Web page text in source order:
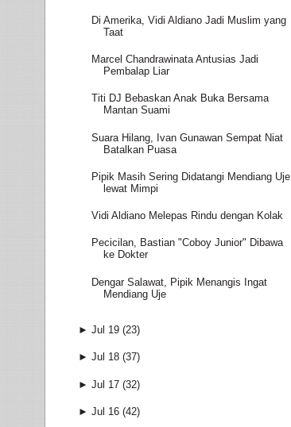
Di Amerika, Vidi Aldiano Jadi Muslim yang
Taat
Marcel Chandrawinata Antusias Jadi
Pembalap Liar
Titi DJ Bebaskan Anak Buka Bersama
Mantan Suami
Suara Hilang, Ivan Gunawan Sempat Niat
Batalkan Puasa
Pipik Masih Sering Didatangi Mendiang Uje
lewat Mimpi
Vidi Aldiano Melepas Rindu dengan Kolak
Pecicilan, Bastian "Coboy Junior" Dibawa
ke Dokter
Dengar Salawat, Pipik Menangis Ingat
Mendiang Uje
►Jul 19 (23)
►Jul 18 (37)
►Jul 17 (32)
►Jul 16 (42)